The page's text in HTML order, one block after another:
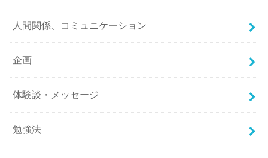
人間関係、コミュニケーション
企画
体験談・メッセージ
勉強法